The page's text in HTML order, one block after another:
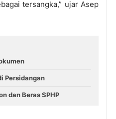
tersangka,” ujar Asep
Persidangan
dan Beras SPHP